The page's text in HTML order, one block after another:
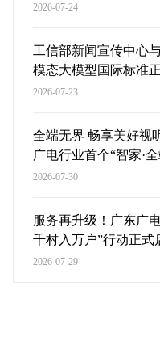
2026-07-24
工信部新闻宣传中心
模态大模型国际标准
2026-07-23
全端无界 畅享美好视
广电行业首个“智家·
2026-07-30
服务再升级！广东广
千村入万户”行动正式
2026-07-29